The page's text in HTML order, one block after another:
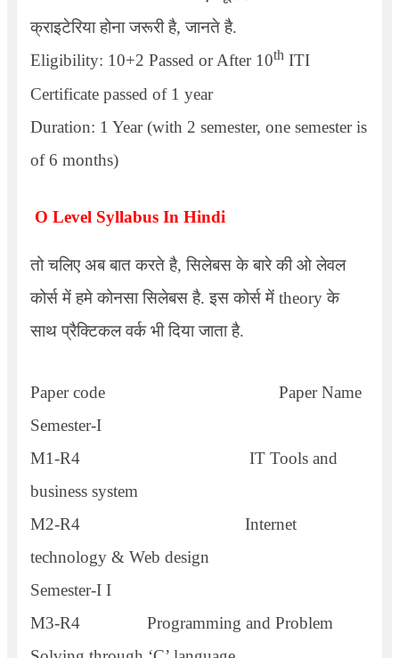
क्राइटेरिया होना जरूरी है, जानते है.
Eligibility: 10+2 Passed or After 10thITI
Certificate passed of 1 year
Duration: 1 Year (with 2 semester, one semester is
of 6 months)
O Level Syllabus In Hindi
तो चलिए अब बात करते है, सिलेबस के बारे की ओ लेवल
कोर्स में हमे कोनसा सिलेबस है. इस कोर्स में theory के
साथ प्रैक्टिकल वर्क भी दिया जाता है.
Paper code
Paper Name
Semester-I
M1-R4
IT Tools and
business system
M2-R4
Internet
technology & Web design
Semester-I I
M3-R4
Programming and Problem